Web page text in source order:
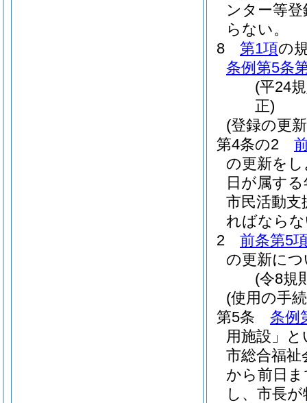
ンター等
らない。
8
第1項の
条例第5条
(平24
正)
(登録の更
第4条の2
の更新を
日が属す
市民活動
ればなら
2
前条第5
の更新に
(令8規
(使用の手
第5条
条例
用施設」
市総合福
から前日
し、市長